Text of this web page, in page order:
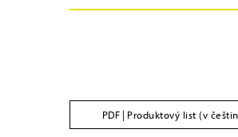
PDF | Produktový list (v